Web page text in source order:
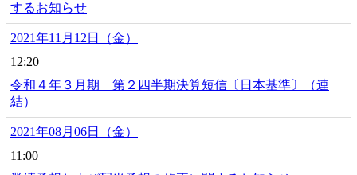
するお知らせ
2021年11月12日（金）
12:20
令和４年３月期 第２四半期決算短信〔日本基準〕（連
結）
2021年08月06日（金）
11:00